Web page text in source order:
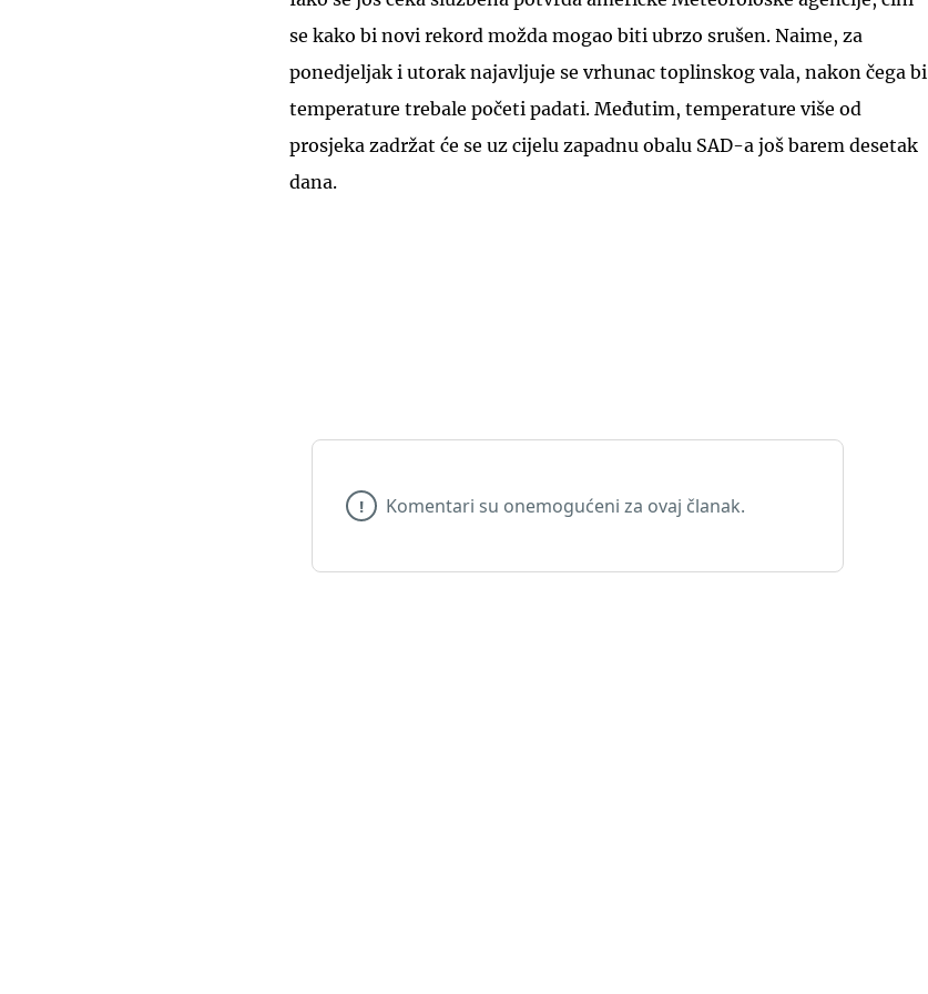
se kako bi novi rekord možda mogao biti ubrzo srušen. Naime, za
ponedjeljak i utorak najavljuje se vrhunac toplinskog vala, nakon čega bi
temperature trebale početi padati. Međutim, temperature više od
prosjeka zadržat će se uz cijelu zapadnu obalu SAD-a još barem desetak
dana.
! Komentari su onemogućeni za ovaj članak.